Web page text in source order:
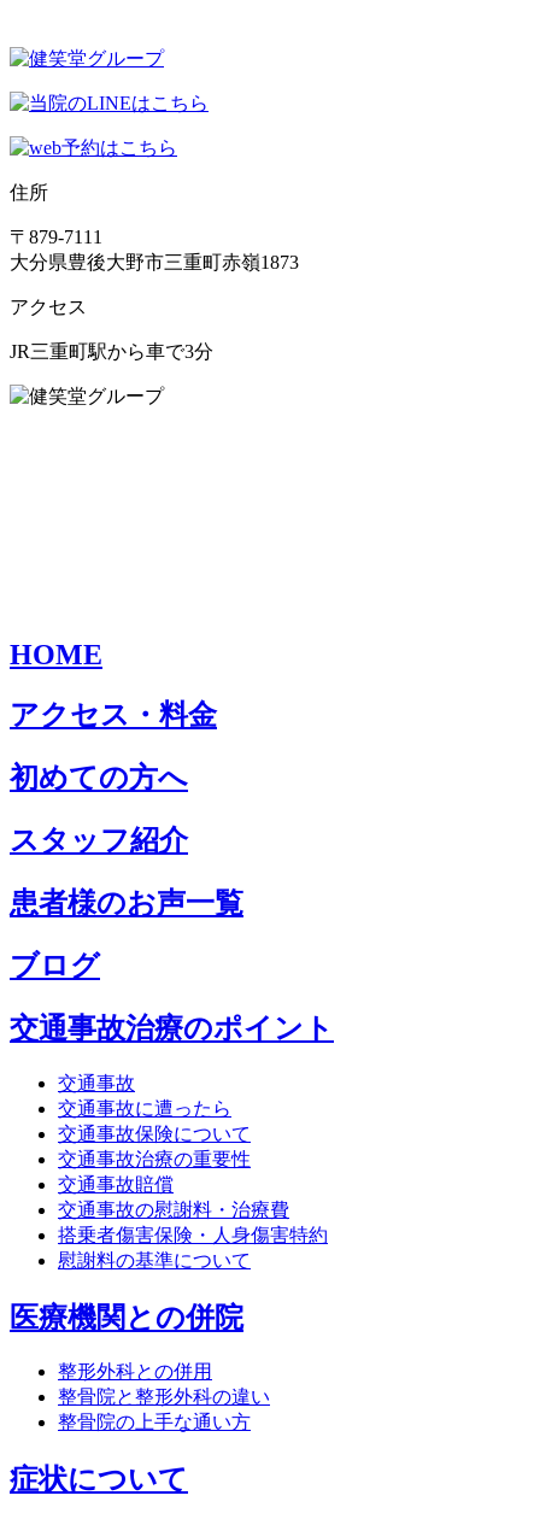
住所
〒879-7111
大分県豊後大野市三重町赤嶺1873
アクセス
JR三重町駅から車で3分
HOME
アクセス・料金
初めての方へ
スタッフ紹介
患者様のお声一覧
ブログ
交通事故治療のポイント
交通事故
交通事故に遭ったら
交通事故保険について
交通事故治療の重要性
交通事故賠償
交通事故の慰謝料・治療費
搭乗者傷害保険・人身傷害特約
慰謝料の基準について
医療機関との併院
整形外科との併用
整骨院と整形外科の違い
整骨院の上手な通い方
症状について